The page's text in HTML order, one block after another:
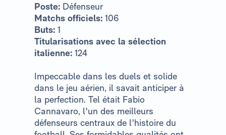
Poste: Défenseur
Matchs officiels: 106
Buts: 1
Titularisations avec la sélection
italienne: 124
Impeccable dans les duels et solide
dans le jeu aérien, il savait anticiper à
la perfection. Tel était Fabio
Cannavaro, l'un des meilleurs
défenseurs centraux de l'histoire du